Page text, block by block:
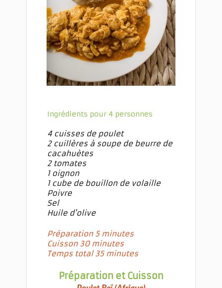
Ingrédients pour 4 personnes
4 cuisses de poulet
2 cuillères à soupe de beurre de
cacahuètes
2 tomates
1 oignon
1 cube de bouillon de volaille
Poivre
Sel
Huile d'olive
Préparation 5 minutes
Cuisson 30 minutes
Temps total 35 minutes
Préparation et Cuisson